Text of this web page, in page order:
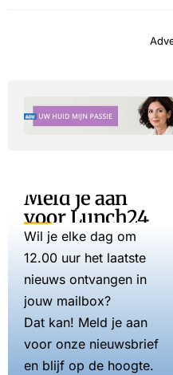
Meld je aan
voor Lunch24
Wil je elke dag om
12.00 uur het laatste
nieuws ontvangen in
jouw mailbox?
Dat kan! Meld je aan
voor onze nieuwsbrief
en blijf op de hoogte.